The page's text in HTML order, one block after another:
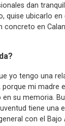
dan
quise ubicarlo
concreto en
yo tengo una
mi madre
en su memoria.
tiene una
con el Bajo